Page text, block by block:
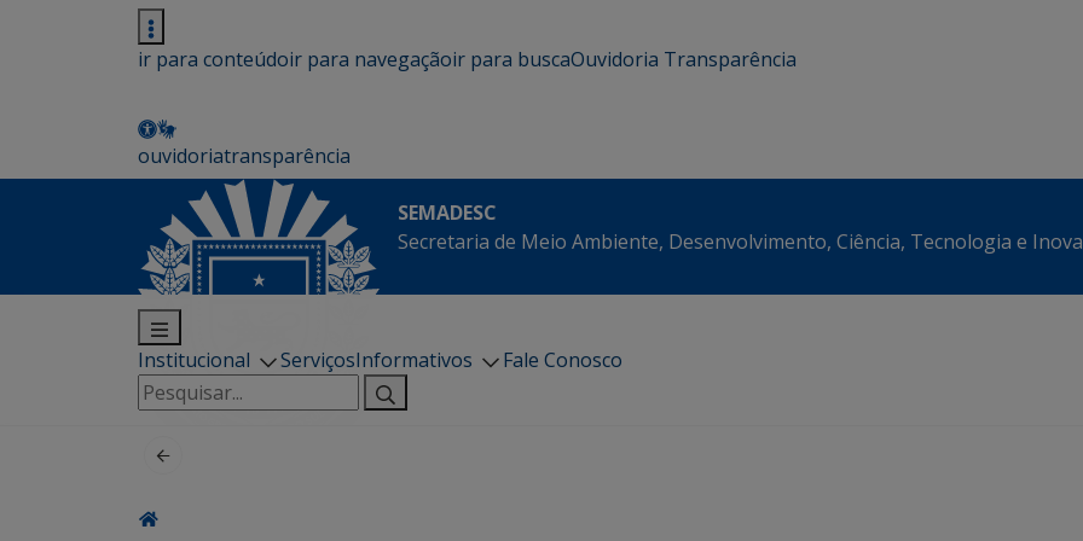
ir para conteúdoir para navegaçãoir para buscaOuvidoria Transparência
ouvidoriatransparência
SEMADESC
Secretaria de Meio Ambiente, Desenvolvimento, Ciência, Tecnologia e
Institucional ServiçosInformativos
Fale Conosco
Pesquisar
por: